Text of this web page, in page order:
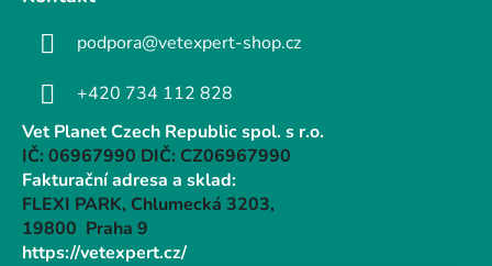
podpora@vetexpert-shop.cz
+420 734 112 828
Vet Planet Czech Republic spol. s r.o.
IČ: 06967990 DIČ: CZ06967990
Fakturační adresa a sklad:
FLEXI PARK, Chlumecká 3203,
19800 Praha 9
https://vetexpert.cz/